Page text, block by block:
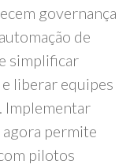
governança
de
simplificar
liberar equipes
Implementar
permite
pilotos